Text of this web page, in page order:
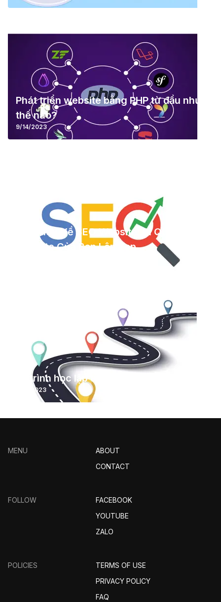
Phát triển website bằng PHP từ đầu như
thế nào?
9/14/2023
Tìm Hiểu Về SEO Website: Bí Quyết Đưa
Website Của Bạn Lên Top
Lộ trình học lập trình web
9/15/2023
MENU
ABOUT
CONTACT
FOLLOW
FACEBOOK
YOUTUBE
ZALO
POLICIES
TERMS OF USE
PRIVACY POLICY
FAQ